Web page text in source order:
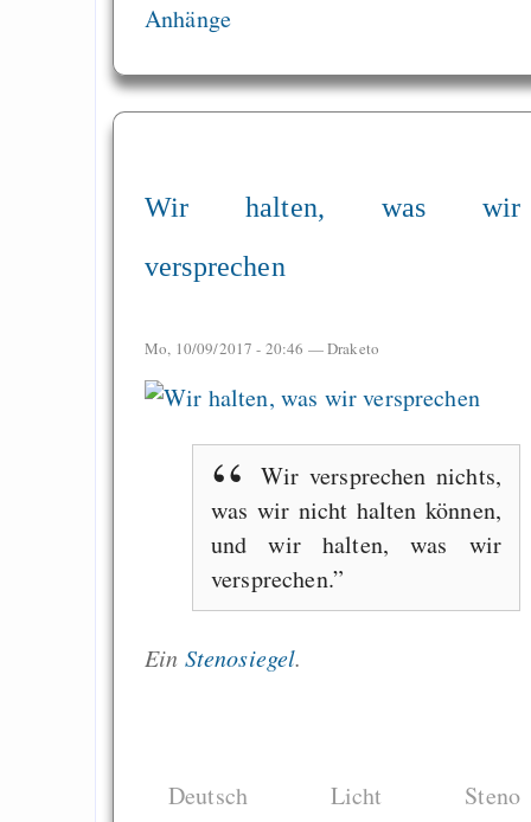
Anhänge
Wir halten, was wir
versprechen
Mo, 10/09/2017 - 20:46 —Draketo
Wir versprechen nichts,
was wir nicht halten können,
und wir halten, was wir
versprechen.
Ein Stenosiegel.
Deutsch Licht
Steno